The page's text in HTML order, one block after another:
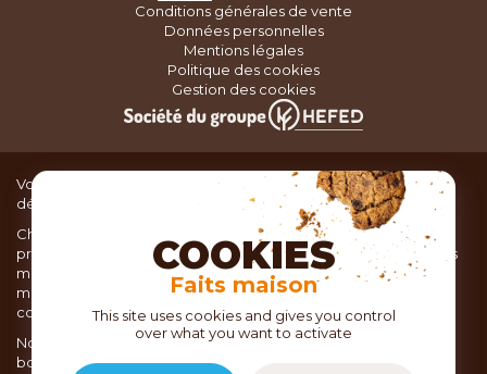
Conditions générales de vente
Données personnelles
Mentions légales
Politique des cookies
Gestion des cookies
Vous recherchez du matériel de cuisine pour concocter de
délicieux plats ou des pâtisseries dignes d’un grand chef ?
Chez TOC, boutique d’ustensiles de cuisine, nous vous
proposons une large sélection de produits issus des meilleures
marques de matériel de cuisine: Ustensiles de pâtisserie,
matériel de cuisson, service de table, ustensiles de cuisine,
coutellerie, set picnic.
Nous vous réservons un accueil chaleureux au sein de nos 21
boutiques, mais vous trouverez également tout votre matériel
COOKIES
Faits maison
This site uses cookies and gives you control
over what you want to activate